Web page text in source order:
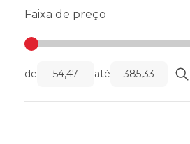
Faixa de preço
de até